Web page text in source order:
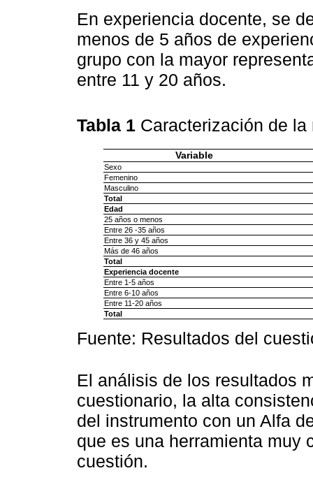
En experiencia docente, se
menos de 5 años de
grupo con la mayor
entre 11 y 20 años.
Tabla 1 Caracterización de
Variable
Sexo
Femenino
Masculino
Total
Edad
25 años o menos
Entre 26 -35 años
Entre 36 y 45 años
Más de 46 años
Total
Experiencia docente
Entre 1-5 años
Entre 6-10 años
Entre 11-20 años
Total
Fuente: Resultados del
El análisis de los resultados
cuestionario, la alta
del instrumento con un Alfa
que es una herramienta muy
cuestión.